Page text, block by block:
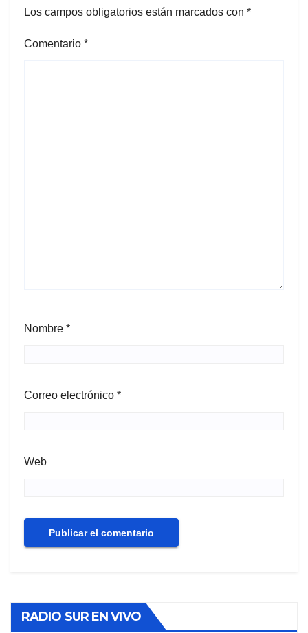
Los campos obligatorios están marcados con *
Comentario *
Nombre *
Correo electrónico *
Web
RADIO SUR EN VIVO